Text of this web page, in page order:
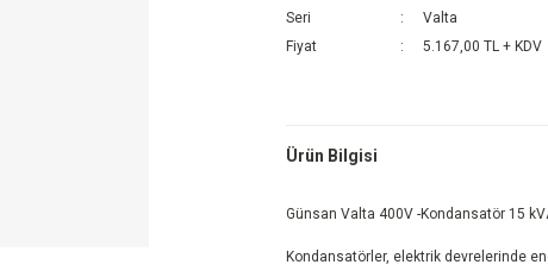
Seri
Valta
Fiyat
5.167,00 TL + KDV
Ürün Bilgisi
Günsan Valta 400V -Kondansatör 15
Kondansatörler, elektrik devrelerinde